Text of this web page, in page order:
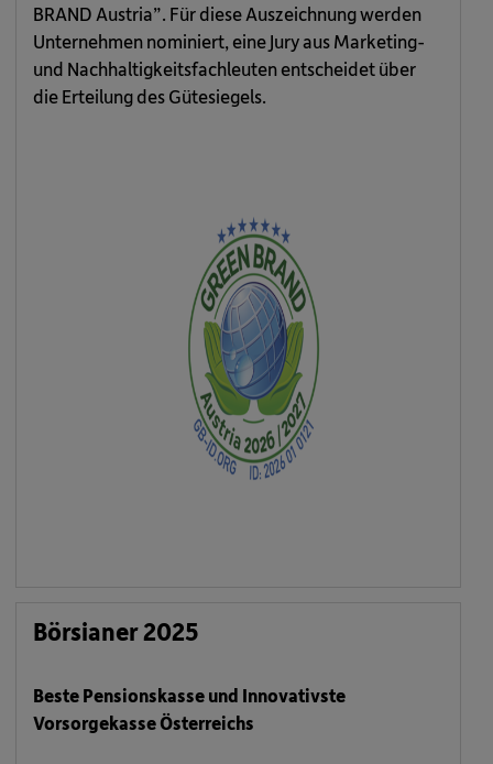
BRAND Austria”. Für diese Auszeichnung werden
Unternehmen nominiert, eine Jury aus Marketing-
und Nachhaltigkeitsfachleuten entscheidet über
die Erteilung des Gütesiegels.
Börsianer 2025
Beste Pensionskasse und Innovativste
Vorsorgekasse Österreichs